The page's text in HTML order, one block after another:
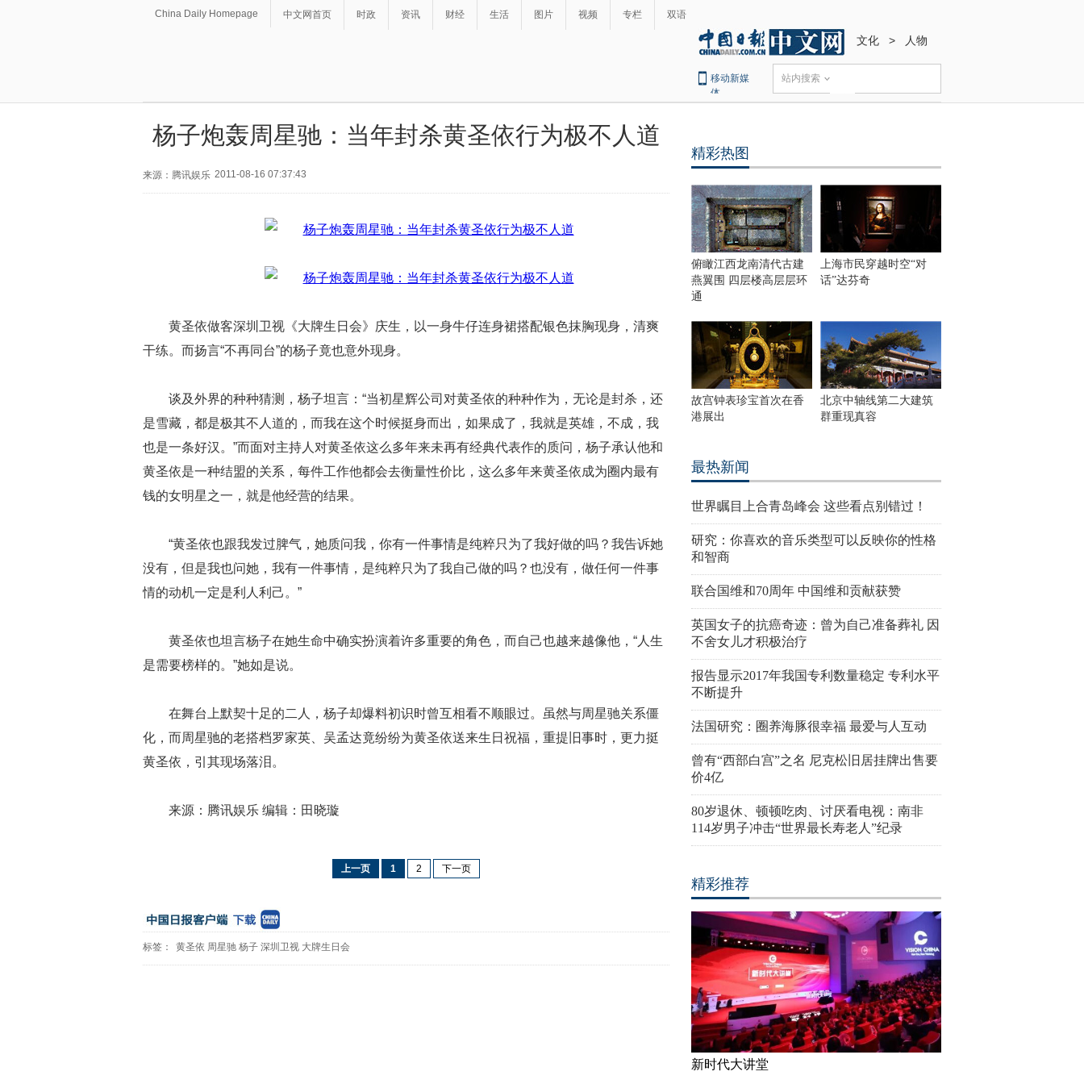
China Daily Homepage 中文网首页 时政 资讯 财经 生活 图片 视频 专栏 双语
文化 > 人物
移动新媒
体
站内搜索
杨子炮轰周星驰：当年封杀黄圣依行为极不人道
来源：腾讯娱乐 2011-08-16 07:37:43
黄圣依做客深圳卫视《大牌生日会》庆生，以一身牛仔连身裙搭配银色抹胸现身，清爽
干练。而扬言“不再同台”的杨子竟也意外现身。
谈及外界的种种猜测，杨子坦言：“当初星辉公司对黄圣依的种种作为，无论是封杀，还
是雪藏，都是极其不人道的，而我在这个时候挺身而出，如果成了，我就是英雄，不成，我
也是一条好汉。”而面对主持人对黄圣依这么多年来未再有经典代表作的质问，杨子承认他和
黄圣依是一种结盟的关系，每件工作他都会去衡量性价比，这么多年来黄圣依成为圈内最有
钱的女明星之一，就是他经营的结果。
“黄圣依也跟我发过脾气，她质问我，你有一件事情是纯粹只为了我好做的吗？我告诉她
没有，但是我也问她，我有一件事情，是纯粹只为了我自己做的吗？也没有，做任何一件事
情的动机一定是利人利己。”
黄圣依也坦言杨子在她生命中确实扮演着许多重要的角色，而自己也越来越像他，“人生
是需要榜样的。”她如是说。
在舞台上默契十足的二人，杨子却爆料初识时曾互相看不顺眼过。虽然与周星驰关系僵
化，而周星驰的老搭档罗家英、吴孟达竟纷纷为黄圣依送来生日祝福，重提旧事时，更力挺
黄圣依，引其现场落泪。
来源：腾讯娱乐 编辑：田晓璇
上一页 1 2 下一页
标签： 黄圣依 周星驰 杨子 深圳卫视 大牌生日会
精彩热图
俯瞰江西龙南清代古建
燕翼围 四层楼高层层环
通
上海市民穿越时空“对
话”达芬奇
故宫钟表珍宝首次在香
港展出
北京中轴线第二大建筑
群重现真容
最热新闻
世界瞩目上合青岛峰会 这些看点别错过！
研究：你喜欢的音乐类型可以反映你的性格
和智商
联合国维和70周年 中国维和贡献获赞
英国女子的抗癌奇迹：曾为自己准备葬礼 因
不舍女儿才积极治疗
报告显示2017年我国专利数量稳定 专利水平
不断提升
法国研究：圈养海豚很幸福 最爱与人互动
曾有“西部白宫”之名 尼克松旧居挂牌出售要
价4亿
80岁退休、顿顿吃肉、讨厌看电视：南非
114岁男子冲击“世界最长寿老人”纪录
精彩推荐
新时代大讲堂